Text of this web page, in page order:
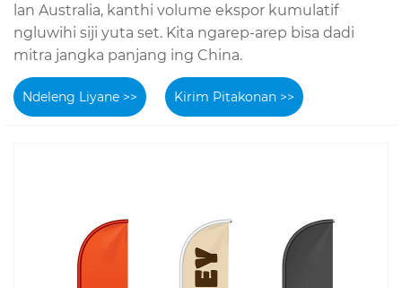
lan Australia, kanthi volume ekspor kumulatif
ngluwihi siji yuta set. Kita ngarep-arep bisa dadi
mitra jangka panjang ing China.
Ndeleng Liyane >> Kirim Pitakonan >>